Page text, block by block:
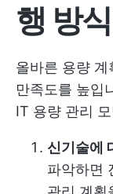
행 방
올바른 용량 계
만족도를 높입
IT 용량 관리
신기술에
파악하면